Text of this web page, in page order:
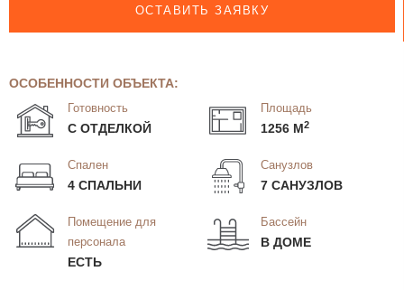
ОСТАВИТЬ ЗАЯВКУ
ОСОБЕННОСТИ ОБЪЕКТА:
Готовность
С ОТДЕЛКОЙ
Площадь
1256 М2
Спален
4 СПАЛЬНИ
Санузлов
7 САНУЗЛОВ
Помещение для
персонала
ЕСТЬ
Бассейн
В ДОМЕ